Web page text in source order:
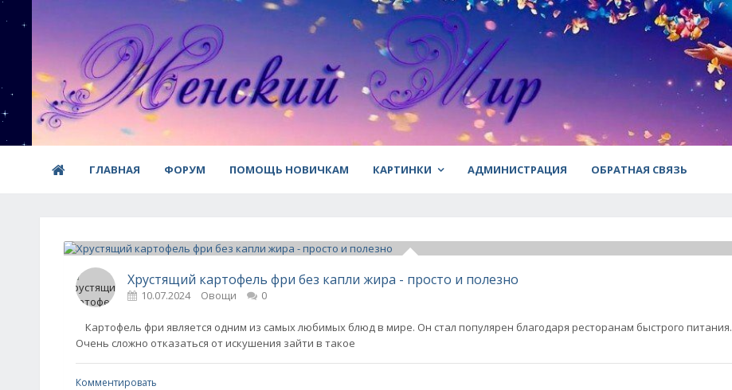
ГЛАВНАЯ ФОРУМ ПОМОЩЬ НОВИЧКАМ КАРТИНКИ АДМИНИСТРАЦИЯ ОБРАТНАЯ СВЯЗЬ
Хрустящий картофель фри без капли жира - просто и полезно
10.07.2024 Овощи 0
Картофель фри является одним из самых любимых блюд в мире. Он стал популярен благодаря ресторанам быстрого питания.
Очень сложно отказаться от искушения зайти в такое
Комментировать